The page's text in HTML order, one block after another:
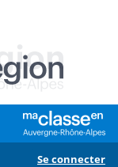
Se connecter